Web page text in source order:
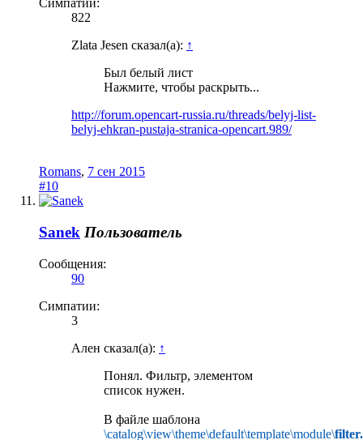
Симпатии:
822
Zlata Jesen сказал(а): ↑
Был белый лист
Нажмите, чтобы раскрыть...
http://forum.opencart-russia.ru/threads/belyj-list-
belyj-ehkran-pustaja-stranica-opencart.989/
Romans, 7 сен 2015
#10
Sanek Пользователь
Сообщения:
90
Симпатии:
3
Ален сказал(а): ↑
Понял. Фильтр, элементом
список нужен.
В файле шаблона
\catalog\view\theme\default\template\module\